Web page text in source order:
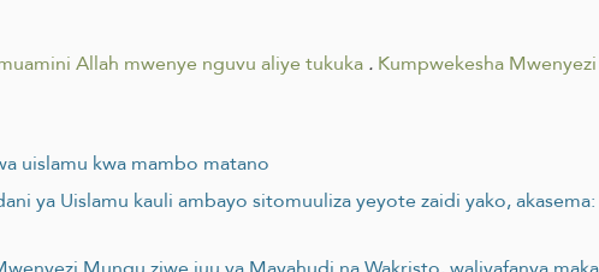
Allah mwenye nguvu aliye tukuka.Kumpwekesha
uislamu kwa mambo matano
ya Uislamu kauli ambayo sitomuuliza yeyote zaidi yako,